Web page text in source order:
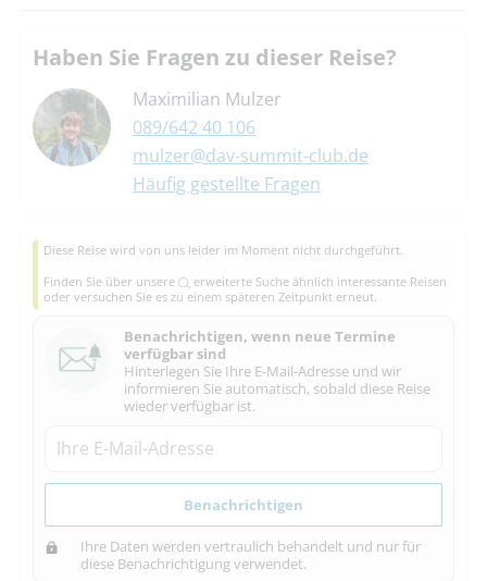
Haben Sie Fragen zu dieser Reise?
Maximilian Mulzer
089/642 40 106
mulzer@dav-summit-club.de
Häufig gestellte Fragen
Diese Reise wird von uns leider im Moment nicht durchgeführt.
Finden Sie über unsere
erweiterte Suche ähnlich interessante Reisen
oder versuchen Sie es zu einem späteren Zeitpunkt erneut.
Benachrichtigen, wenn neue Termine
verfügbar sind
Hinterlegen Sie Ihre E-Mail-Adresse und wir
informieren Sie automatisch, sobald diese Reise
wieder verfügbar ist.
Benachrichtigen
Ihre Daten werden vertraulich behandelt und nur für
diese Benachrichtigung verwendet.